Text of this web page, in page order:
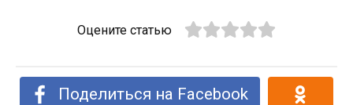
Оцените статью
Поделиться на Facebook